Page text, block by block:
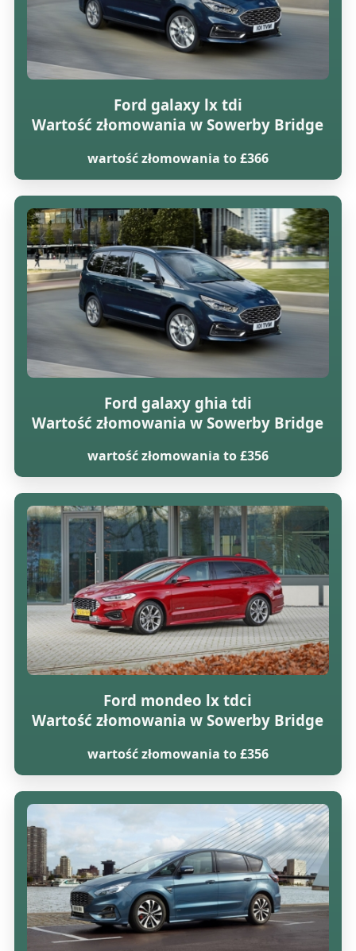
Ford galaxy lx tdi
Wartość złomowania w Sowerby Bridge
wartość złomowania to £366
Ford galaxy ghia tdi
Wartość złomowania w Sowerby Bridge
wartość złomowania to £356
Ford mondeo lx tdci
Wartość złomowania w Sowerby Bridge
wartość złomowania to £356